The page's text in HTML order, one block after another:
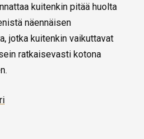
kuitenkin pitää huolta
näennäisen
jotka kuitenkin vaikuttavat
ratkaisevasti kotona